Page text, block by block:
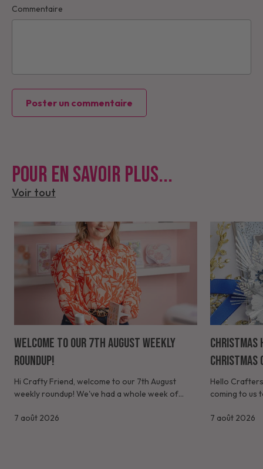
Commentaire
Poster un commentaire
Pour en savoir plus...
Voir tout
Welcome to our 7th August Weekly
Roundup!
Hi Crafty Friend, welcome to our 7th August
weekly roundup! We've had a whole week of
their orders at launch...
7 août 2026
Christmas
Christmas
Hello
coming to us
Christmas
7 août 2026